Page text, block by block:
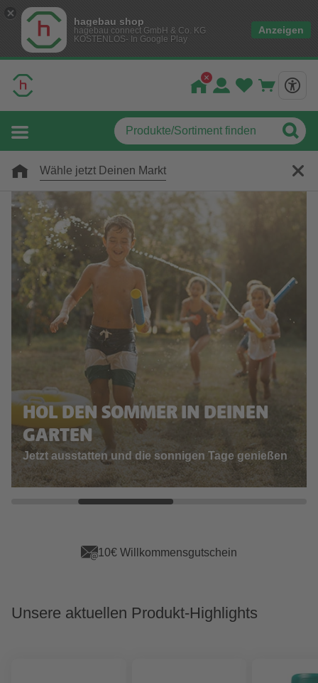
hagebau shop
hagebau connect GmbH & Co. KG
KOSTENLOS- In Google Play
Anzeigen
Wähle jetzt Deinen Markt
HOL DEN SOMMER IN DEINEN
GARTEN
Jetzt ausstatten und die sonnigen Tage genießen
App Vorteile sichern
Unsere aktuellen Produkt-Highlights